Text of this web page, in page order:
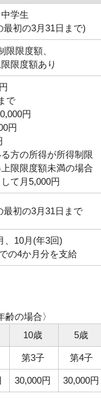
中学生
最初の3月31日まで)
限限度額、
限度額あり
で
円
円
る方の所得が所得制
限限度額未満の場合
て月5,000円
最初の3月31日まで
、10月(年3回)
の4か月分を支給
齢の場合〉
10歳 5歳
第3子 第4子
30,000円 30,000円